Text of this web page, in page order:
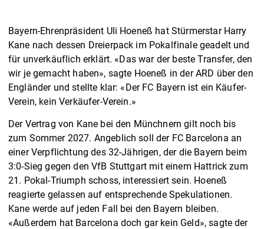
Bayern-Ehrenpräsident Uli Hoeneß hat Stürmerstar Harry
Kane nach dessen Dreierpack im Pokalfinale geadelt und
für unverkäuflich erklärt. «Das war der beste Transfer, den
wir je gemacht haben», sagte Hoeneß in der ARD über den
Engländer und stellte klar: «Der FC Bayern ist ein Käufer-
Verein, kein Verkäufer-Verein.»
Der Vertrag von Kane bei den Münchnern gilt noch bis
zum Sommer 2027. Angeblich soll der FC Barcelona an
einer Verpflichtung des 32-Jährigen, der die Bayern beim
3:0-Sieg gegen den VfB Stuttgart mit einem Hattrick zum
21. Pokal-Triumph schoss, interessiert sein. Hoeneß
reagierte gelassen auf entsprechende Spekulationen.
Kane werde auf jeden Fall bei den Bayern bleiben.
«Außerdem hat Barcelona doch gar kein Geld», sagte der